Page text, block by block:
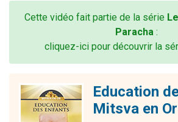
Cette vidéo fait partie de la série
Paracha :
cliquez-ici pour découvrir la
Education
Mitsva en Or